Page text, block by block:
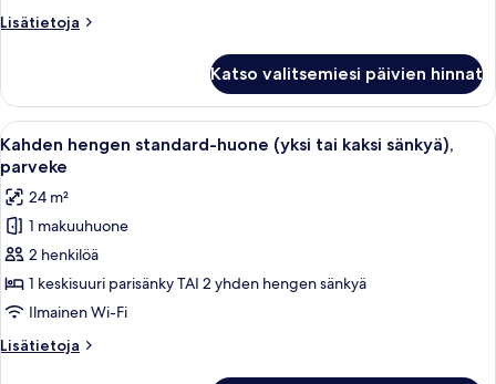
sänkyä),
kuvat
Lisätietoja
Lisätietoja
premier-
huone
(yksi
tai
kaksi
sänkyä),
parveke,
merinäköala
Katso valitsemiesi päivien hinnat
Avaa
kaikki
huonetyypin
Kahden
hengen
standard-
huone
(yksi
tai
kaksi
Hotellihuone, jossa on suuri sänky,
5
Kahden hengen standard-huone (yksi tai kaksi sänkyä),
parveke
24 m²
1 makuuhuone
2 henkilöä
1 keskisuuri parisänky TAI 2 yhden hengen sänkyä
Ilmainen Wi-Fi
Lisätietoja
Lisätietoja